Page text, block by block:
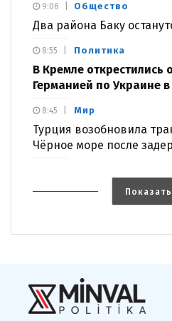
Общество
Два района Баку
9:06
Политика
В Кремле открестились
Германией по Украине в
8:55
Мир
Турция возобновила
Чёрное море после
8:45